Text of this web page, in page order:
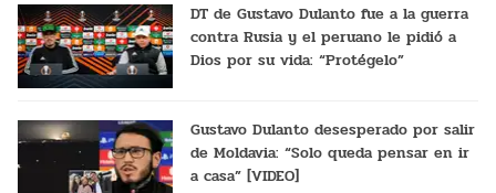
DT de Gustavo Dulanto fue a la guerra
contra Rusia y el peruano le pidió a
Dios por su vida: “Protégelo”
Gustavo Dulanto desesperado por salir
de Moldavia: “Solo queda pensar en ir
a casa” [VIDEO]